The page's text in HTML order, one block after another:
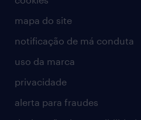
mapa do site
notificação de má conduta
uso da marca
privacidade
alerta para fraudes